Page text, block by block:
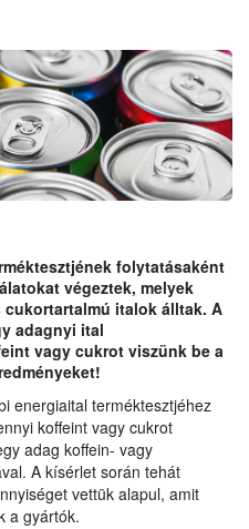
folytatásaként
végeztek, melyek
italok álltak. A
adagnyi ital
vagy cukrot viszünk be a
energiaital terméktesztjéhez
koffeint vagy cukrot
adag koffein- vagy
A kísérlet során tehát
vettük alapul, amit
a gyártók.